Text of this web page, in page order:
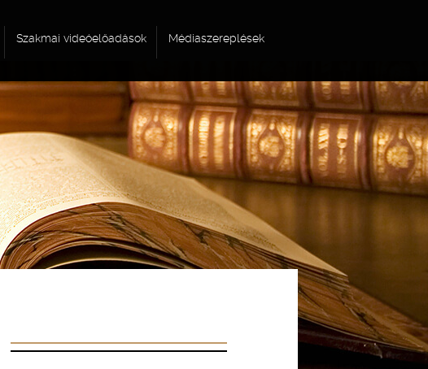
Szakmai videóelőadások Médiaszereplések